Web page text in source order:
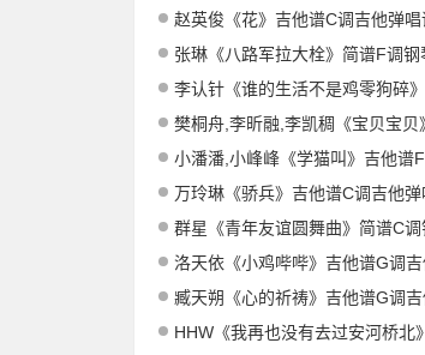
赵英俊《花》吉他谱C调吉他弹唱
张琳《八路军拉大栓》简谱F调
李认针《谁的生活不是鸡零狗碎》
樊桐舟,李昕融,李凯稠《宝贝宝贝》吉
小潘潘,小峰峰《学猫叫》吉他谱
万玲琳《骄兵》吉他谱C调吉他弹
群星《青年友谊圆舞曲》简谱C
洛天依《小鸡哔哔》吉他谱G调
臧天朔《心的祈祷》吉他谱G调
HHW《我再也没有去过安河桥北》